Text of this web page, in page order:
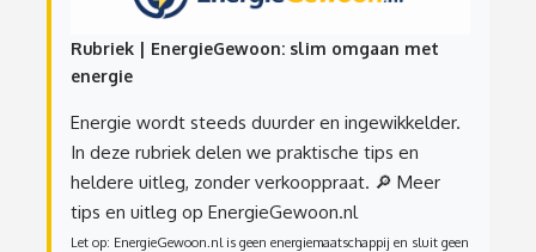
Rubriek | EnergieGewoon: slim omgaan met
energie
Energie wordt steeds duurder en ingewikkelder.
In deze rubriek delen we praktische tips en
heldere uitleg, zonder verkooppraat. 🔎 Meer
tips en uitleg op EnergieGewoon.nl
Let op: EnergieGewoon.nl is geen energiemaatschappij en sluit geen